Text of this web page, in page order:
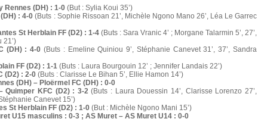
Rennes (DH) : 1-0 (But : Sylia Koui 35’)
: 4-0 (Buts : Sophie Rissoan 21’, Michèle Ngono Mano 26’, Léa Le Garrec
St Herblain FF (D2) : 1-4 (Buts : Sara Vranic 4’ ; Morgane Talarmin 5’, 27’,
21’)
(DH) : 4-0 (Buts : Emeline Quiniou 9’, Stéphanie Canevet 31’, 37’, Sandra
FF (D2) : 1-1 (Buts : Laura Bourgouin 12’ ; Jennifer Landais 22’)
(D2) : 2-0 (Buts : Clarisse Le Bihan 5’, Ellie Hamon 14’)
(DH) – Ploërmel FC (DH) : 0-0
Quimper KFC (D2) : 3-2(Buts : Laura Douessin 14’, Clarisse Lorenzo 27’,
Canevet 15’)
St Herblain FF (D2) : 1-0 (But : Michèle Ngono Mani 15’)
U15 masculins : 0-3 ; AS Muret – AS Muret U14 : 0-0